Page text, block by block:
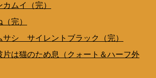
ムイ（完）
完）
サシ サイレントブラック（完）
片は猫のため息（クォート＆ハーフ外